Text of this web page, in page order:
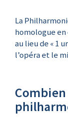
La
homologue en
au lieu de « 1
l’opéra et le